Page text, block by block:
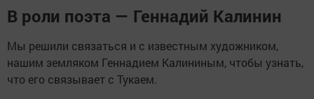
В роли поэта — Геннадий Калинин
Мы решили связаться и с известным художником,
нашим земляком Геннадием Калининым, чтобы узнать,
что его связывает с Тукаем.